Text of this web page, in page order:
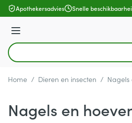
Ga naar de inhoud
Apothekersadvies Snelle
Menu
Product, merk, categorie...
Home / Dieren en insecten / Nagels
Nagels en